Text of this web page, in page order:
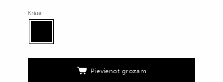
apakšdaļa
Krāsa
Pievienot grozam